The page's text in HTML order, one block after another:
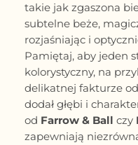
takie jak zgaszona
subtelne beże,
rozjaśniając i
Pamiętaj, aby jeden
kolorystyczny, na
delikatnej fakturze od
dodał głębi i
od Farrow & Ball czy
zapewniają